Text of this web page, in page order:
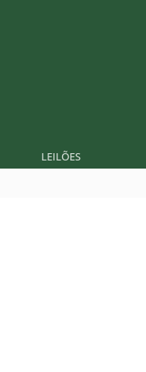
LEILÕES